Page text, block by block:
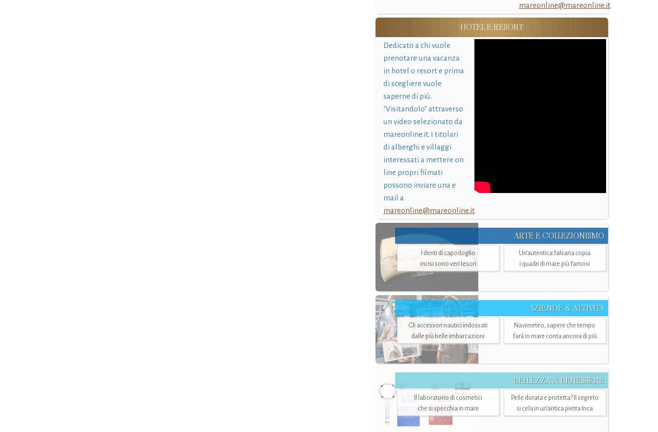
mareonline@mareonline.it
HOTEL E RESORT
Dedicato a chi vuole
prenotare una vacanza
in hotel o resort e prima
di scegliere vuole
saperne di più.
"Visitandolo" attraverso
un video selezionato da
mareonline.it. I titolari
di alberghi e villaggi
interessati a mettere on
line propri filmati
possono inviare una e
mail a
mareonline@mareonline.it
ARTE E COLLEZIONISMO
I denti di capodoglio
incisi sono veri tesori
Un’autentica falsaria copia
i quadri di mare più famosi
AZIENDE & ATTIVITÀ
Gli accessori nautici indossati
dalle più belle imbarcazioni
Navimeteo, sapere che tempo
farà in mare conta ancora di più
BELLEZZA & BENESSERE
Il laboratorio di cosmetici
che si specchia in mare
Pelle dorata e protetta? Il segreto
si cela in un’antica pietra Inca